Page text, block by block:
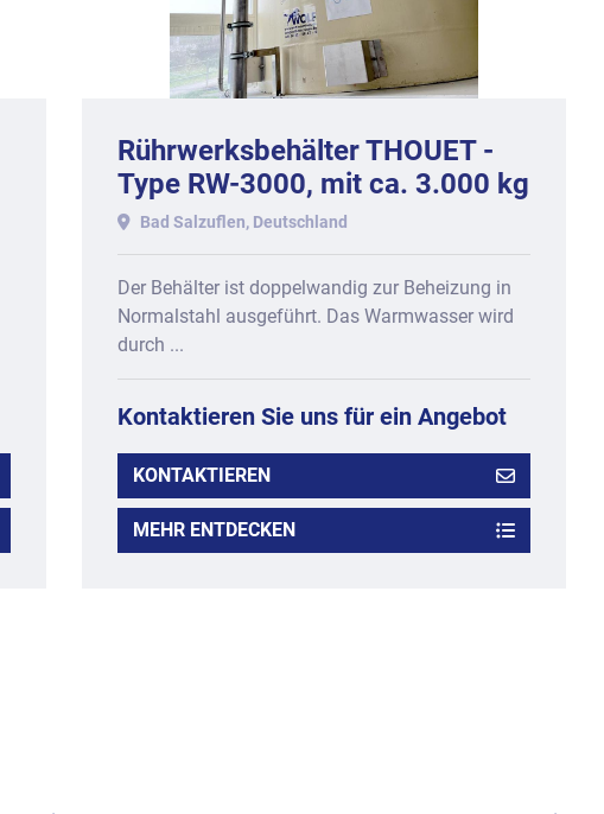
Rührwerksbehälter THOUET -
Type RW-3000, mit ca. 3.000 kg
Inhalt.
Bad Salzuflen, Deutschland
Der Behälter ist doppelwandig zur Beheizung in
Normalstahl ausgeführt. Das Warmwasser wird
durch ...
Kontaktieren Sie uns für ein Angebot
KONTAKTIEREN
MEHR ENTDECKEN